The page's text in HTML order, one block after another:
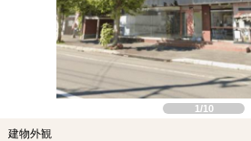
1/10
建物外観